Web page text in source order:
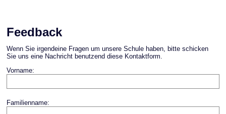
Feedback
Wenn Sie irgendeine Fragen um unsere Schule haben, bitte schicken
Sie uns eine Nachricht benutzend diese Kontaktform.
Vorname:
Familienname: